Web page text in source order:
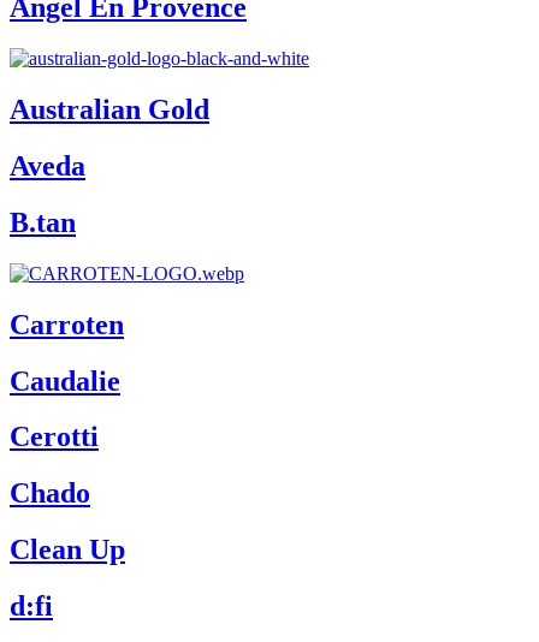
Angel En Provence
Australian Gold
Aveda
B.tan
Carroten
Caudalie
Cerotti
Chado
Clean Up
d:fi